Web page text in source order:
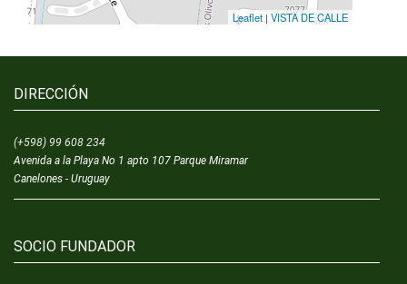
Leaflet | VISTA DE CALLE
DIRECCIÓN
(+598) 99 608 234
Avenida a la Playa No 1 apto 107 Parque Miramar
Canelones - Uruguay
SOCIO FUNDADOR